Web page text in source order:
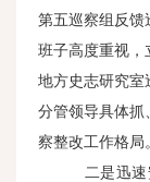
第五巡察组反馈
班子高度重视，
地方史志研究室
分管领导具体抓
察整改工作格局
二是迅